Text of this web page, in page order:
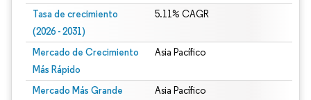
Tasa de crecimiento
(2026 - 2031)
5.11% CAGR
Mercado de Crecimiento
Más Rápido
Asia Pacífico
Mercado Más Grande Asia Pacífico